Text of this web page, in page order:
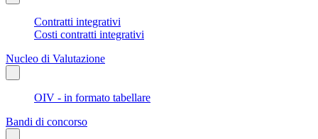
Contratti integrativi
Costi contratti integrativi
Nucleo di Valutazione
OIV - in formato tabellare
Bandi di concorso